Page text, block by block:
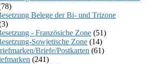
Belege der Bi- und Trizone
- Französiche Zone (51)
Sowjetische Zone (14)
Briefe/Postkarten (61)
(241)